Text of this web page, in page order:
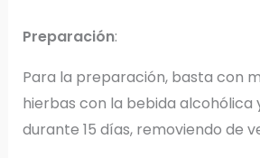
Preparación:
Para la preparación, basta con
hierbas con la bebida alcohólica
durante 15 días, removiendo de